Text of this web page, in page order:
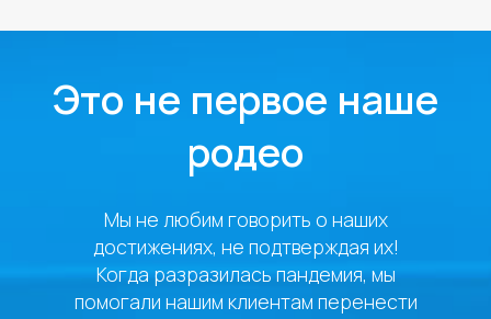
Это не первое наше
родео
Мы не любим говорить о наших
достижениях, не подтверждая их!
Когда разразилась пандемия, мы
помогали нашим клиентам перенести